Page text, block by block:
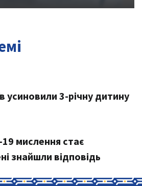
усиновили 3-річну дитину
мислення стає
знайшли відповідь